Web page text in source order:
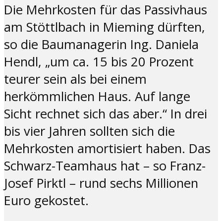
Die Mehrkosten für das Passivhaus
am Stöttlbach in Mieming dürften,
so die Baumanagerin Ing. Daniela
Hendl, „um ca. 15 bis 20 Prozent
teurer sein als bei einem
herkömmlichen Haus. Auf lange
Sicht rechnet sich das aber.“ In drei
bis vier Jahren sollten sich die
Mehrkosten amortisiert haben. Das
Schwarz-Teamhaus hat – so Franz-
Josef Pirktl – rund sechs Millionen
Euro gekostet.